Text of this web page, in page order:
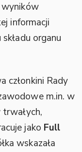
wyników
informacji
organu
członkini Rady
m.in. w
jako Full
wskazała